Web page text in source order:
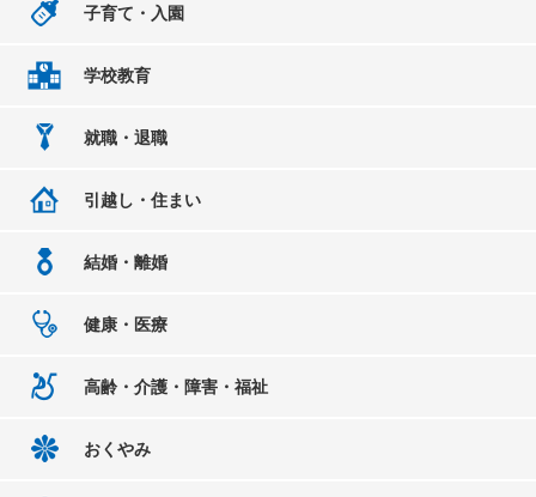
子育て・入園
学校教育
就職・退職
引越し・住まい
結婚・離婚
健康・医療
高齢・介護・障害・福祉
おくやみ